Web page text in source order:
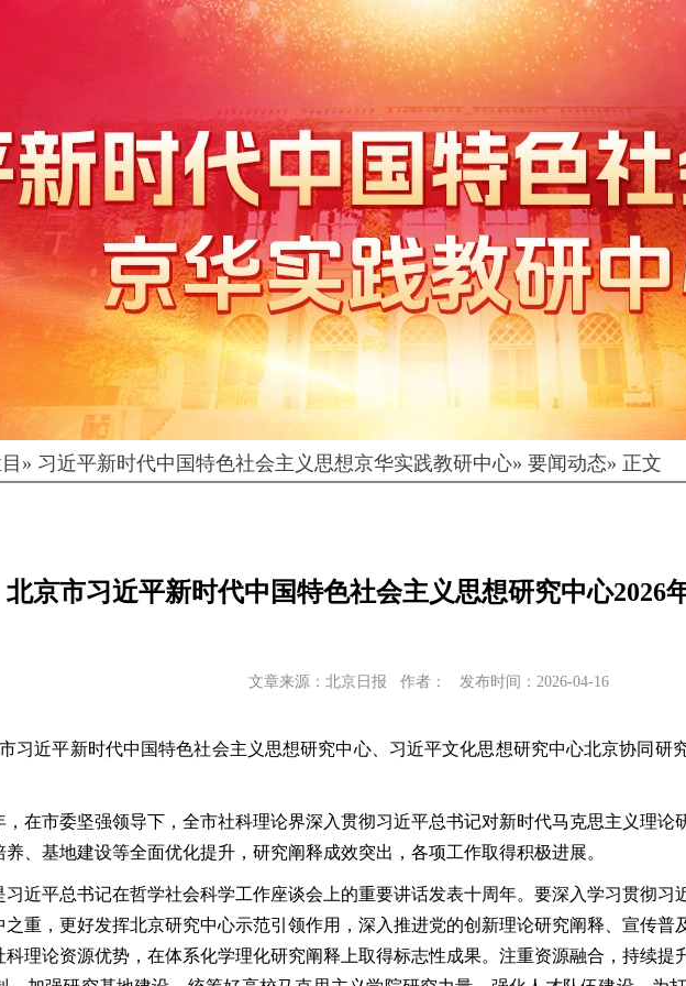
» 习近平新时代中国特色社会主义思想京华实践教研中心» 要闻动态» 正文
北京市习近平新时代中国特色社会主义思想研究中心2026
文章来源：北京日报 作者： 发布时间：2026-04-16
市习近平新时代中国特色社会主义思想研究中心、习近平文化思想研究中心北京协同研
在市委坚强领导下，全市社科理论界深入贯彻习近平总书记对新时代马克思主义理
、基地建设等全面优化提升，研究阐释成效突出，各项工作取得积极进展。
习近平总书记在哲学社会科学工作座谈会上的重要讲话发表十周年。要深入学习贯彻
重，更好发挥北京研究中心示范引领作用，深入推进党的创新理论研究阐释、宣传
科理论资源优势，在体系化学理化研究阐释上取得标志性成果。注重资源融合，持续